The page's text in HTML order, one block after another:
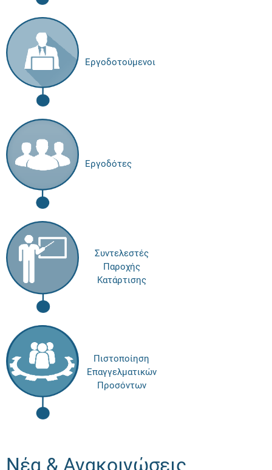
Εργοδοτούμενοι
Εργοδότες
Συντελεστές
Παροχής
Κατάρτισης
Πιστοποίηση
Επαγγελματικών
Προσόντων
Νέα & Ανακοινώσεις